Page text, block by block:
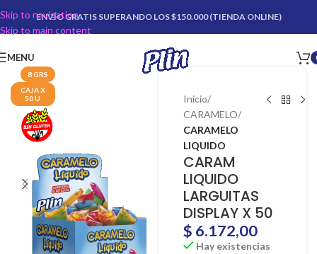
Skip to navigation
Skip to main content
ENVÍO GRATIS SUPERANDO LOS $150.000 (TIENDA ONLINE)
MENU
8 GRS
CAJA X
50 U
Inicio
CARAMELO
CARAMELO
LIQUIDO
CARAM
LIQUIDO
LARGUITAS
DISPLAY X 50
$ 6.172,00
Hay existencias